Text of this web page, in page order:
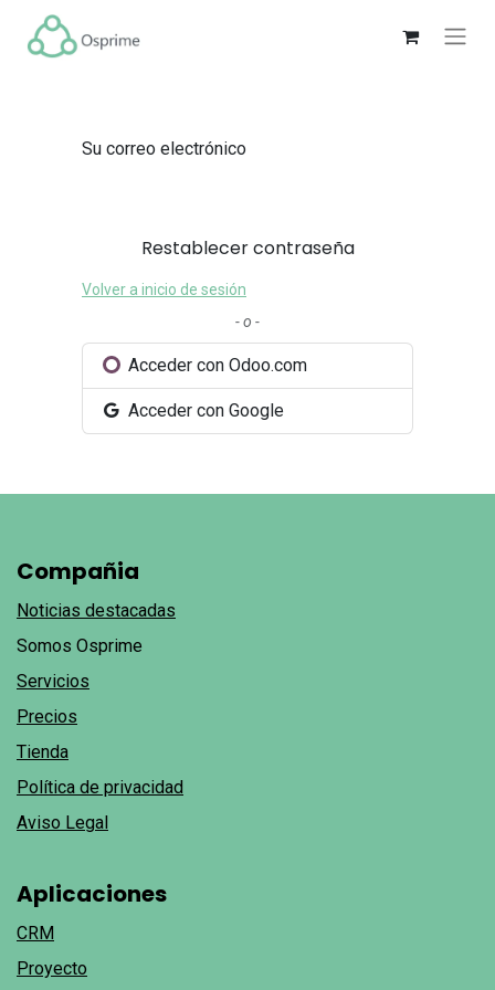
Su correo electrónico
Restablecer contraseña
Volver a inicio de sesión
- o -
Acceder con Odoo.com
Acceder con Google
Compañia
Noticias destacadas
Somos Osprime
Servicios
Precios
Tienda
Política de privacidad
Aviso Legal
Aplicaciones
CRM
Proyecto